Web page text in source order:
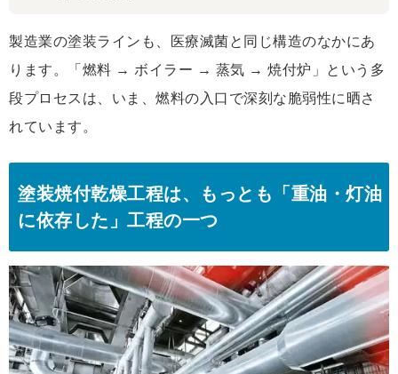
製造業の塗装ラインも、医療滅菌と同じ構造のなかにあ
ります。「燃料 → ボイラー → 蒸気 → 焼付炉」という多
段プロセスは、いま、燃料の入口で深刻な脆弱性に晒さ
れています。
塗装焼付乾燥工程は、もっとも「重油・灯油
に依存した」工程の一つ